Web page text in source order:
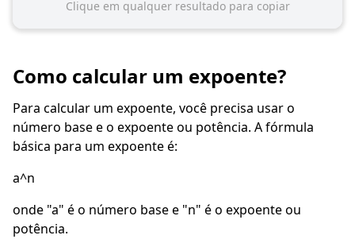
Clique em qualquer resultado para copiar
Como calcular um expoente?
Para calcular um expoente, você precisa usar o
número base e o expoente ou potência. A fórmula
básica para um expoente é:
a^n
onde "a" é o número base e "n" é o expoente ou
potência.